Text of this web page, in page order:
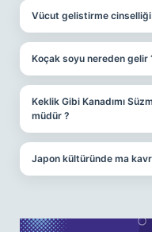
Vücut gelistirme
Koçak soyu nereden gelir
Keklik Gibi Kanadımı
müdür ?
Japon kültüründe ma